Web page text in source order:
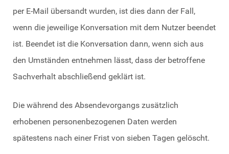
per E-Mail übersandt wurden, ist dies dann der Fall,
wenn die jeweilige Konversation mit dem Nutzer beendet
ist. Beendet ist die Konversation dann, wenn sich aus
den Umständen entnehmen lässt, dass der betroffene
Sachverhalt abschließend geklärt ist.
Die während des Absendevorgangs zusätzlich
erhobenen personenbezogenen Daten werden
spätestens nach einer Frist von sieben Tagen gelöscht.